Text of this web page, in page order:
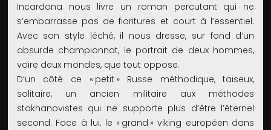
Incardona nous livre un roman percutant qui ne
s’embarrasse pas de fioritures et court à l’essentiel.
Avec son style léché, il nous dresse, sur fond d’un
absurde championnat, le portrait de deux hommes,
voire deux mondes, que tout oppose.
D’un côté ce « petit » Russe méthodique, taiseux,
solitaire, un ancien militaire aux méthodes
stakhanovistes qui ne supporte plus d’être l’éternel
second. Face à lui, le « grand » viking européen dans